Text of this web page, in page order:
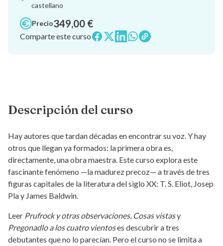
castellano
Precio349,00 €
Comparte este curso
Descripción del curso
Hay autores que tardan décadas en encontrar su voz. Y hay
otros que llegan ya formados: la primera obra es,
directamente, una obra maestra. Este curso explora este
fascinante fenómeno —la madurez precoz— a través de tres
figuras capitales de la literatura del siglo XX: T. S. Eliot, Josep
Pla y James Baldwin.
Leer Prufrock y otras observaciones, Cosas vistasy
Pregonadlo a los cuatro vientoses descubrir a tres
debutantes que no lo parecían. Pero el curso no se limita a